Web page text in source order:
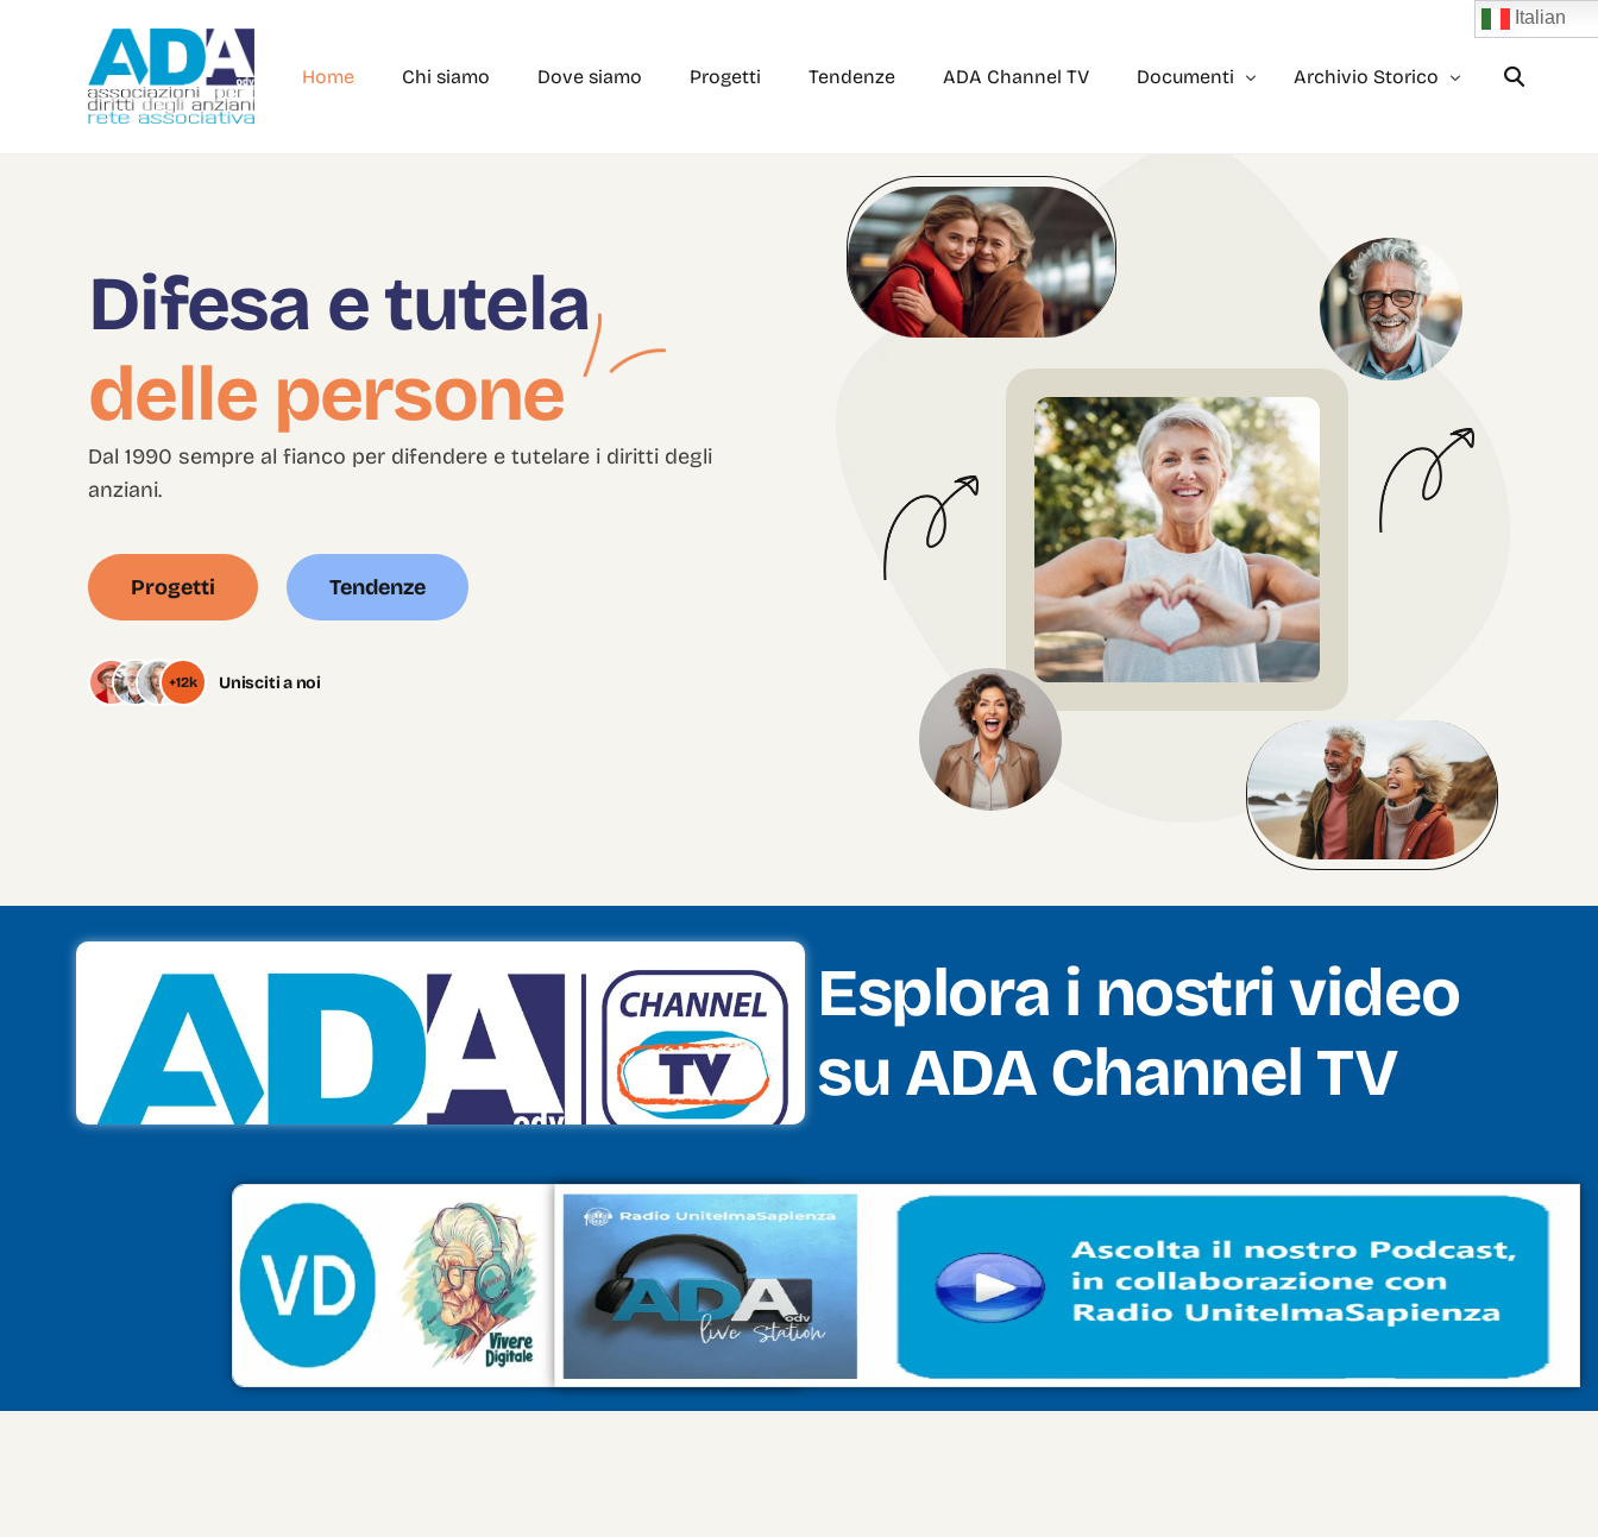
Home Chi siamo Dove siamo Progetti Tendenze ADA Channel TV Documenti
Rendiconto 5×1000
Archivio Storico
Archivio 2022
Archivio 2021
Archivio 2020
Archivio 2019
Italian
Difesa e tutela
delle persone
Dal 1990 sempre al fianco per difendere e tutelare i diritti degli
anziani.
Progetti Tendenze
+12k Unisciti a noi
Esplora i nostri video
su ADA Channel TV